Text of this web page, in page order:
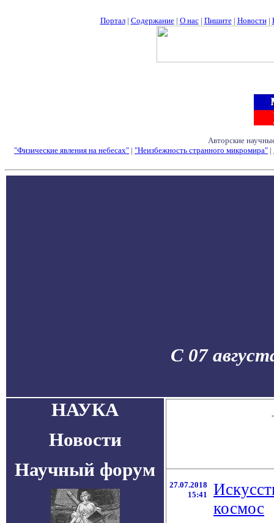
Портал| Содержание| О нас| Пишите| Новости|
Авторские
"Физические явления на небесах" | "Неизбежность странного микромира" |
С 07
НАУКА
Новости
Научный форум
27.07.2018
15:41
космос